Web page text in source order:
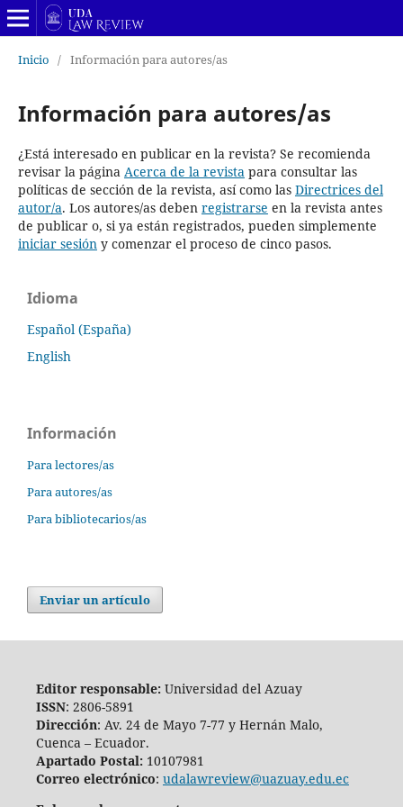
Inicio / Información para autores/as
Información para autores/as
¿Está interesado en publicar en la revista? Se recomienda
revisar la página Acerca de la revistapara consultar las
políticas de sección de la revista, así como las Directrices del
autor/a. Los autores/as deben registrarse en la revista antes
de publicar o, si ya están registrados, pueden simplemente
iniciar sesióny comenzar el proceso de cinco pasos.
Idioma
Español (España)
English
Información
Para lectores/as
Para autores/as
Para bibliotecarios/as
Enviar un artículo
Editor responsable:Universidad del Azuay
ISSN: 2806-5891
Dirección: Av. 24 de Mayo 7-77 y Hernán Malo,
Cuenca – Ecuador.
Apartado Postal:10107981
Correo electrónico: udalawreview@uazuay.edu.ec